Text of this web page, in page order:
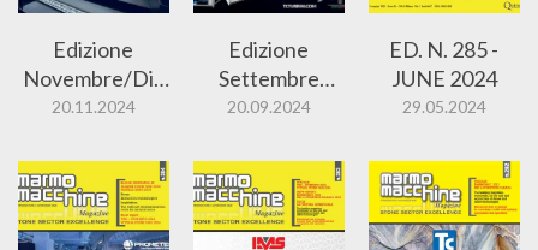
Edizione
Novembre/Dic
embre
20.11.2024
Edizione
Settembre
2024
20.09.2024
ED. N. 285 -
JUNE 2024
29.05.2024